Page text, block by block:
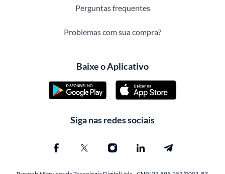
Perguntas frequentes
Problemas com sua compra?
Baixe o Aplicativo
Siga nas redes sociais